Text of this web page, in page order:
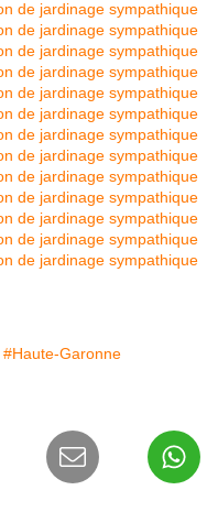
#Haute-Garonne